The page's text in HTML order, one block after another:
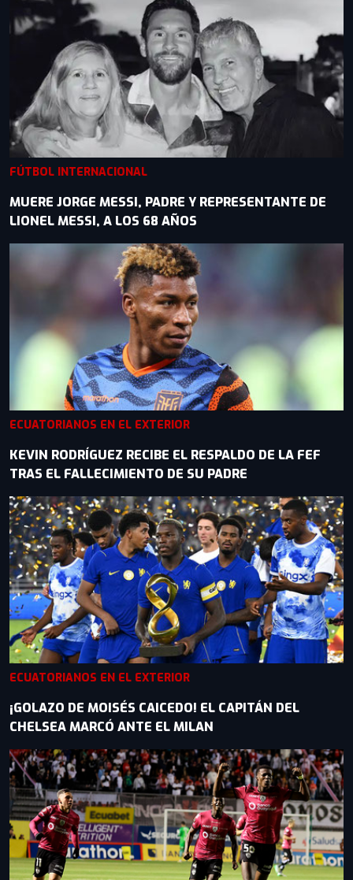
FÚTBOL INTERNACIONAL
MUERE JORGE MESSI, PADRE Y REPRESENTANTE DE
LIONEL MESSI, A LOS 68 AÑOS
ECUATORIANOS EN EL EXTERIOR
KEVIN RODRÍGUEZ RECIBE EL RESPALDO DE LA FEF
TRAS EL FALLECIMIENTO DE SU PADRE
ECUATORIANOS EN EL EXTERIOR
¡GOLAZO DE MOISÉS CAICEDO! EL CAPITÁN DEL
CHELSEA MARCÓ ANTE EL MILAN